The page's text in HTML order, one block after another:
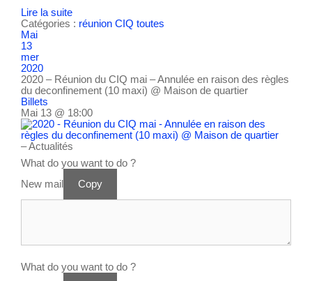
Lire la suite
Catégories : réunion CIQ toutes
Mai
13
mer
2020
2020 – Réunion du CIQ mai – Annulée en raison des règles
du deconfinement (10 maxi) @ Maison de quartier
Billets
Mai 13 @ 18:00
– Actualités
What do you want to do ?
New mail
Copy
What do you want to do ?